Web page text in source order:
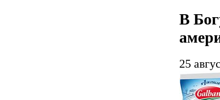
В
25